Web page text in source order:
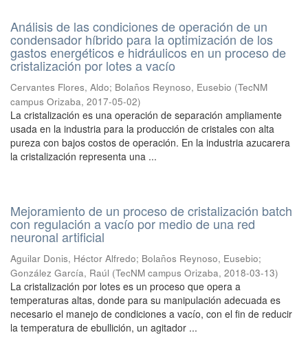
Análisis de las condiciones de operación de un
condensador híbrido para la optimización de los
gastos energéticos e hidráulicos en un proceso de
cristalización por lotes a vacío
Cervantes Flores, Aldo; Bolaños Reynoso, Eusebio (TecNM
campus Orizaba, 2017-05-02)
La cristalización es una operación de separación ampliamente
usada en la industria para la producción de cristales con alta
pureza con bajos costos de operación. En la industria azucarera
la cristalización representa una ...
Mejoramiento de un proceso de cristalización batch
con regulación a vacío por medio de una red
neuronal artificial
Aguilar Donis, Héctor Alfredo; Bolaños Reynoso, Eusebio;
González García, Raúl (TecNM campus Orizaba, 2018-03-13)
La cristalización por lotes es un proceso que opera a
temperaturas altas, donde para su manipulación adecuada es
necesario el manejo de condiciones a vacío, con el fin de reducir
la temperatura de ebullición, un agitador ...